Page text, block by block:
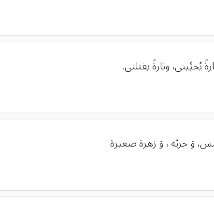
وتارةً يقتلني.
وَ حريّة ، وَ زهرة صغيرة